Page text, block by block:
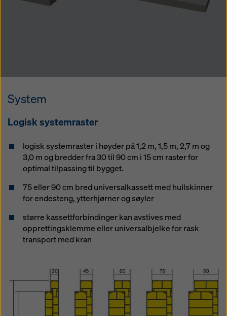
System
Logisk systemraster
logisk systemraster i høyder på 1,2 m, 1,5 m, 2,7 m og
3,0 m og bredder fra 30 til 90 cm i 15 cm raster for
optimal tilpassing til bygget.
75 eller 90 cm bred universalkassett med hullskinner
for endesteng, ytterhjørner og søyler
større kassettforbindinger kan avstives med
opprettingsklemme eller universalbjelke for rask
transport med kran